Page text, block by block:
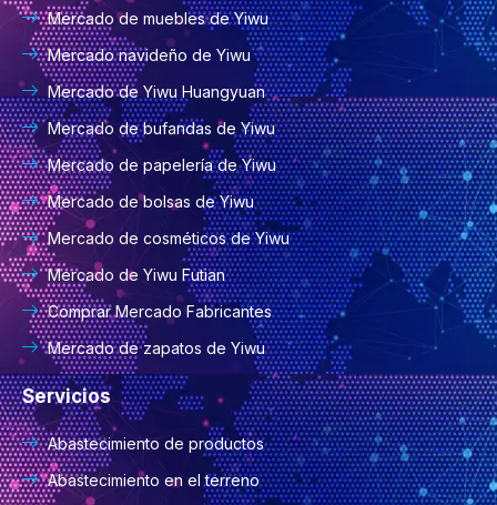
Mercado de muebles de Yiwu
Mercado navideño de Yiwu
Mercado de Yiwu Huangyuan
Mercado de bufandas de Yiwu
Mercado de papelería de Yiwu
Mercado de bolsas de Yiwu
Mercado de cosméticos de Yiwu
Mercado de Yiwu Futian
Comprar Mercado Fabricantes
Mercado de zapatos de Yiwu
Servicios
Abastecimiento de productos
Abastecimiento en el terreno